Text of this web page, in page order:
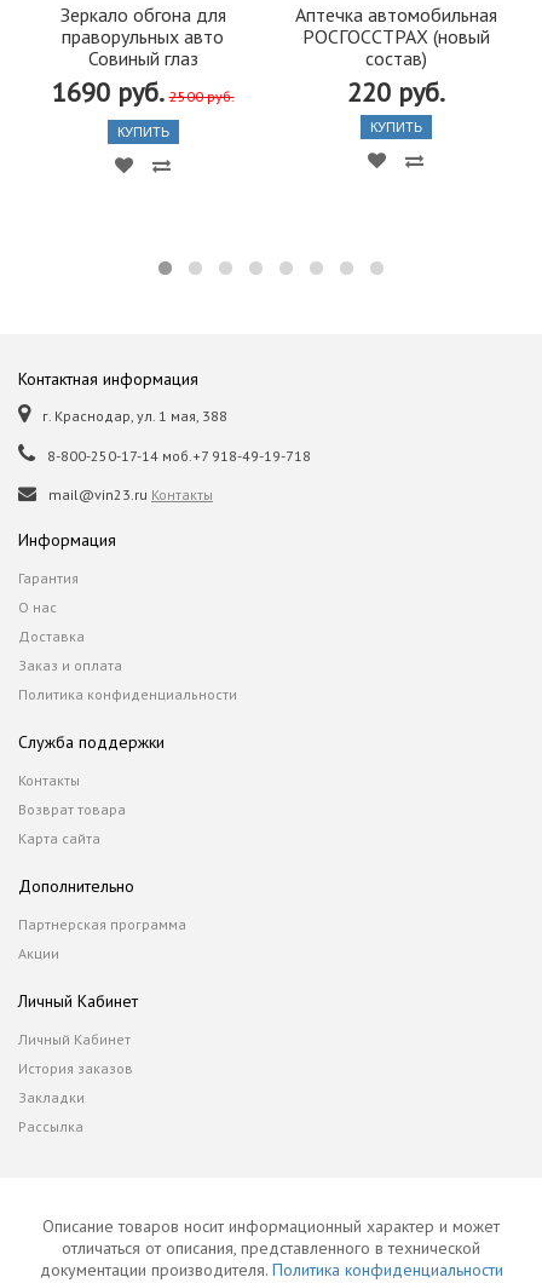
Зеркало обгона для
праворульных авто
Совиный глаз
1690 руб. 2500 руб.
КУПИТЬ
Аптечка автомобильная
РОСГОССТРАХ (новый
состав)
220 руб.
КУПИТЬ
Контактная информация
г. Краснодар, ул. 1 мая, 388
8-800-250-17-14 моб.+7 918-49-19-718
mail@vin23.ru Контакты
Информация
Гарантия
О нас
Доставка
Заказ и оплата
Политика конфиденциальности
Служба поддержки
Контакты
Возврат товара
Карта сайта
Дополнительно
Партнерская программа
Акции
Личный Кабинет
Личный Кабинет
История заказов
Закладки
Рассылка
Описание товаров носит информационный характер и может
отличаться от описания, представленного в технической
документации производителя. Политика конфиденциальности